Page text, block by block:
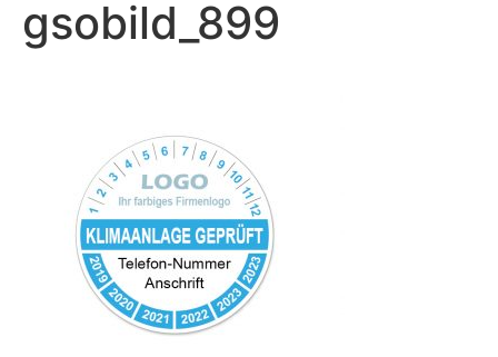
gsobild_899